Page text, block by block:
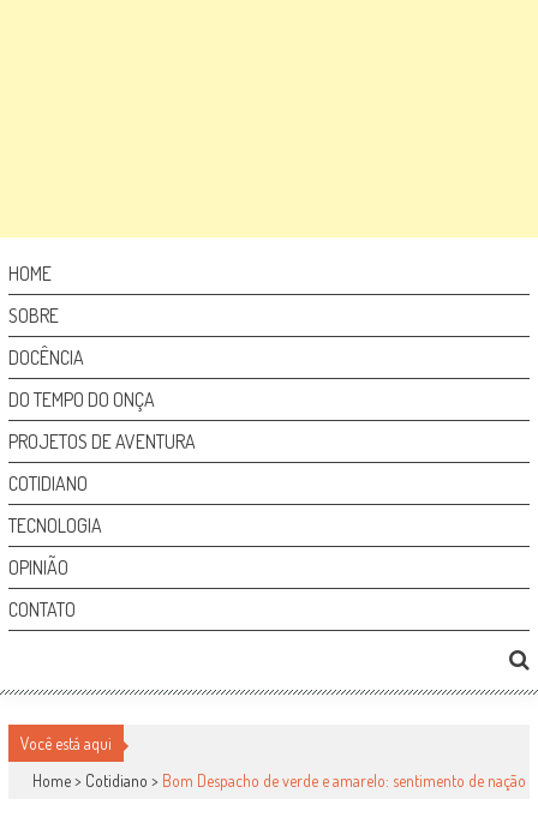
HOME
SOBRE
DOCÊNCIA
DO TEMPO DO ONÇA
PROJETOS DE AVENTURA
COTIDIANO
TECNOLOGIA
OPINIÃO
CONTATO
Você está aqui
Home > Cotidiano > Bom Despacho de verde e amarelo: sentimento de nação